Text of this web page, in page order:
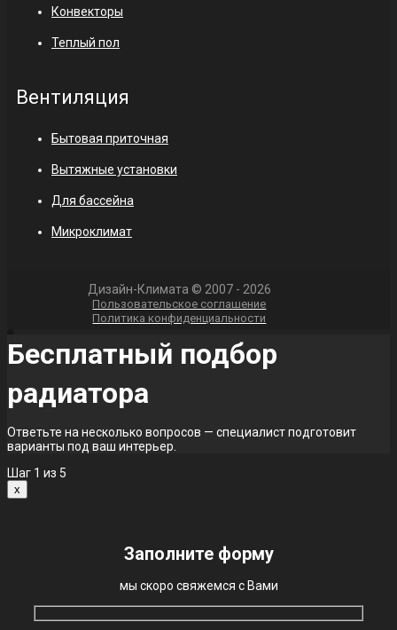
Конвекторы
Теплый пол
Вентиляция
Бытовая приточная
Вытяжные установки
Для бассейна
Микроклимат
Дизайн-Климата © 2007 - 2026
Пользовательское соглашение
Политика конфиденциальности
Бесплатный подбор
радиатора
Ответьте на несколько вопросов — специалист подготовит
варианты под ваш интерьер.
Шаг 1 из 5
x
Заполните форму
мы скоро свяжемся с Вами